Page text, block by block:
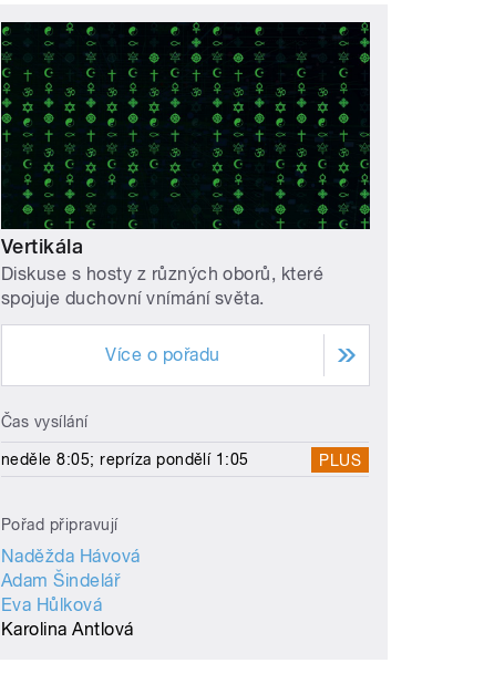
Vertikála
Diskuse s hosty z různých oborů, které
spojuje duchovní vnímání světa.
Více o pořadu
Čas vysílání
neděle 8:05; repríza pondělí 1:05 PLUS
Pořad připravují
Naděžda Hávová
Adam Šindelář
Eva Hůlková
Karolina Antlová